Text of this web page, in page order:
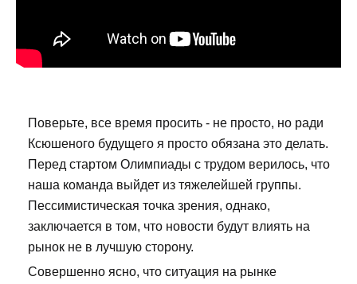
Поверьте, все время просить - не просто, но ради
Ксюшеного будущего я просто обязана это делать.
Перед стартом Олимпиады с трудом верилось, что
наша команда выйдет из тяжелейшей группы.
Пессимистическая точка зрения, однако,
заключается в том, что новости будут влиять на
рынок не в лучшую сторону.
Совершенно ясно, что ситуация на рынке